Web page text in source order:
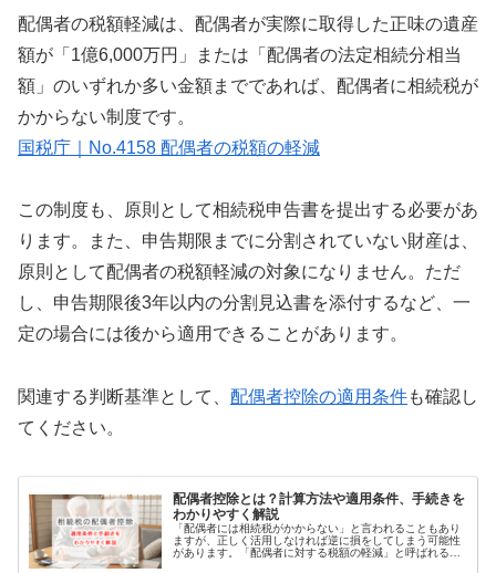
配偶者の税額軽減は、配偶者が実際に取得した正味の遺産
額が「1億6,000万円」または「配偶者の法定相続分相当
額」のいずれか多い金額までであれば、配偶者に相続税が
かからない制度です。
国税庁｜No.4158 配偶者の税額の軽減
この制度も、原則として相続税申告書を提出する必要があ
ります。また、申告期限までに分割されていない財産は、
原則として配偶者の税額軽減の対象になりません。ただ
し、申告期限後3年以内の分割見込書を添付するなど、一
定の場合には後から適用できることがあります。
関連する判断基準として、 配偶者控除の適用条件も確認し
てください。
配偶者控除とは？計算方法や適用条件、手続きを
わかりやすく解説
「配偶者には相続税がかからない」と言われることもあり
ますが、正しく活用しなければ逆に損をしてしまう可能性
があります。「配偶者に対する税額の軽減」と呼ばれるこ